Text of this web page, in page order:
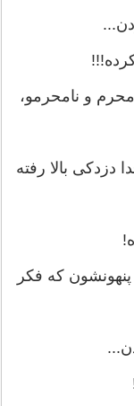
ﻭ ﻧﺎﻣﺤﺮﻣﻮ،
ﺩﺯﺩﮐﯽ ﺑﺎﻻ ﺭﻓﺘﻪ
ﮐﻪ ﻓﮑﺮ